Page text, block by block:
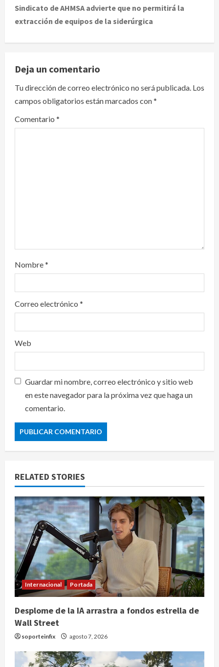
t
n
a
v
i
g
a
Sindicato de AHMSA advierte que no permitirá la
extracción de equipos de la siderúrgica
Deja un comentario
Tu dirección de correo electrónico no será publicada. Los
campos obligatorios están marcados con*
Comentario *
Nombre*
Correo electrónico *
Web
Guardar mi nombre, correo electrónico y sitio web
en este navegador para la próxima vez que haga un
comentario.
RELATED STORIES
Internacional Portada
Desplome de la IA arrastra a fondos estrella de
Wall Street
soporteinfix agosto 7, 2026
Nacional